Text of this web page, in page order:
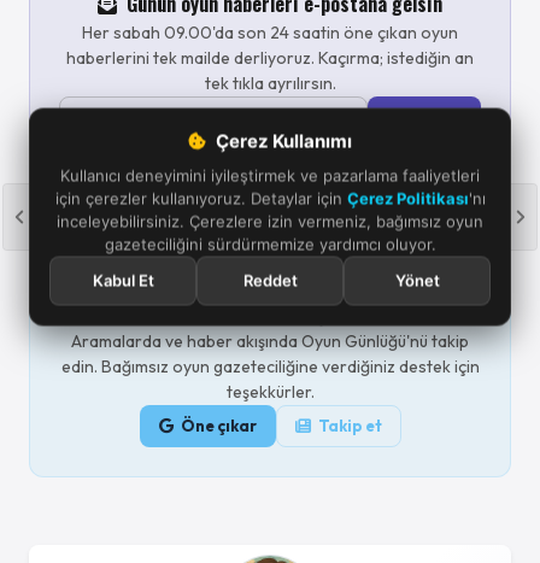
Çerez Kullanımı
Kullanıcı deneyimini iyileştirmek ve pazarlama faaliyetleri
için çerezler kullanıyoruz. Detaylar için Çerez Politikası'nı
inceleyebilirsiniz. Çerezlere izin vermeniz, bağımsız oyun
gazeteciliğini sürdürmemize yardımcı oluyor.
Kabul Et
Reddet Yönet
Her sabah 09.00'da son 24 saatin öne çıkan oyun
haberlerini tek mailde derliyoruz. Kaçırma; istediğin an
tek tıkla ayrılırsın.
kabul ediyorum.
Google'da bizi öne çıkarın
Aramalarda ve haber akışında Oyun Günlüğü'nü takip
edin. Bağımsız oyun gazeteciliğine verdiğiniz destek için
teşekkürler.
Öne çıkar Takip et